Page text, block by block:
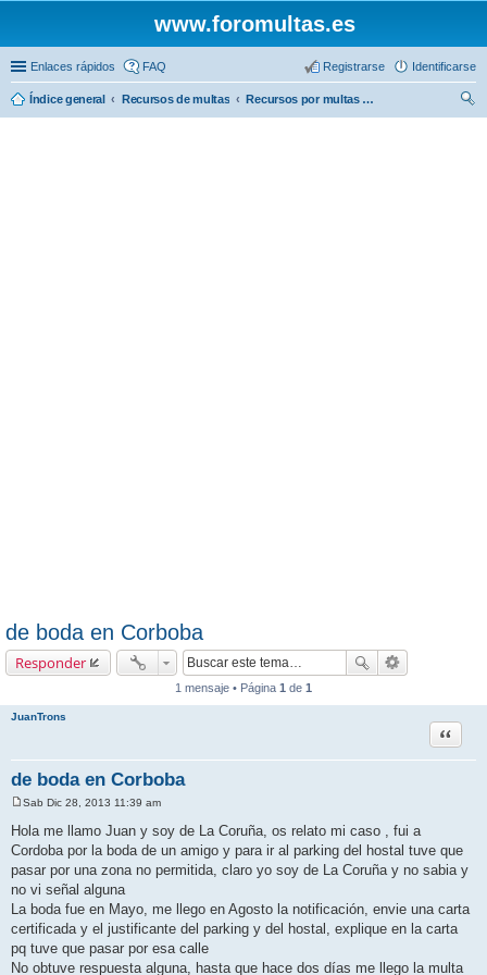
www.foromultas.es
Enlaces rápidos FAQ Identificarse
Registrarse
Índice general Recursos de multas
Recursos por multas de estacionamiento
de boda en Corboba
Responder
1 mensaje • Página 1 de 1
JuanTrons
de boda en Corboba
Citar
e
n
s
j
e
Sab Dic 28, 2013 11:39 am
Hola me llamo Juan y soy de La Coruña, os relato mi caso , fui a
Cordoba por la boda de un amigo y para ir al parking del hostal tuve que
pasar por una zona no permitida, claro yo soy de La Coruña y no sabia y
no vi señal alguna
La boda fue en Mayo, me llego en Agosto la notificación, envie una carta
certificada y el justificante del parking y del hostal, explique en la carta
pq tuve que pasar por esa calle
No obtuve respuesta alguna, hasta que hace dos días me llego la multa